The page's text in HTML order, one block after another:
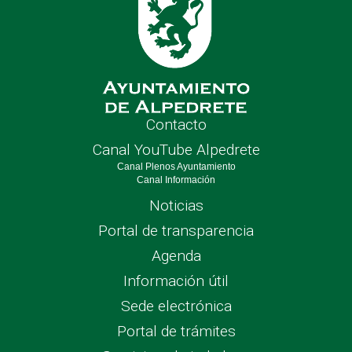
Contacto
Canal YouTube Alpedrete
Canal Plenos Ayuntamiento
Canal Información
Noticias
Portal de transparencia
Agenda
Información útil
Sede electrónica
Portal de trámites